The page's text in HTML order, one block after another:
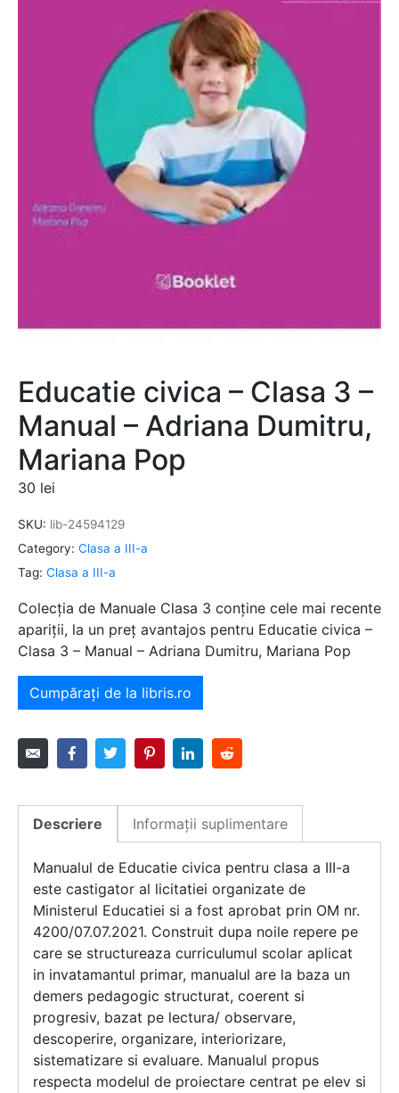
Educatie civica – Clasa 3 –
Manual – Adriana Dumitru,
Mariana Pop
30 lei
SKU: lib-24594129
Category: Clasa a III-a
Tag: Clasa a III-a
Colecția de Manuale Clasa 3 conține cele mai recente
apariții, la un preț avantajos pentru Educatie civica –
Clasa 3 – Manual – Adriana Dumitru, Mariana Pop
Cumpărați de la libris.ro
Descriere Informații suplimentare
Manualul de Educatie civica pentru clasa a III-a
este castigator al licitatiei organizate de
Ministerul Educatiei si a fost aprobat prin OM nr.
4200/07.07.2021. Construit dupa noile repere pe
care se structureaza curriculumul scolar aplicat
in invatamantul primar, manualul are la baza un
demers pedagogic structurat, coerent si
progresiv, bazat pe lectura/ observare,
descoperire, organizare, interiorizare,
sistematizare si evaluare. Manualul propus
respecta modelul de proiectare centrat pe elev si